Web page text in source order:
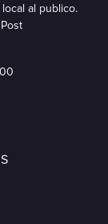
al publico.